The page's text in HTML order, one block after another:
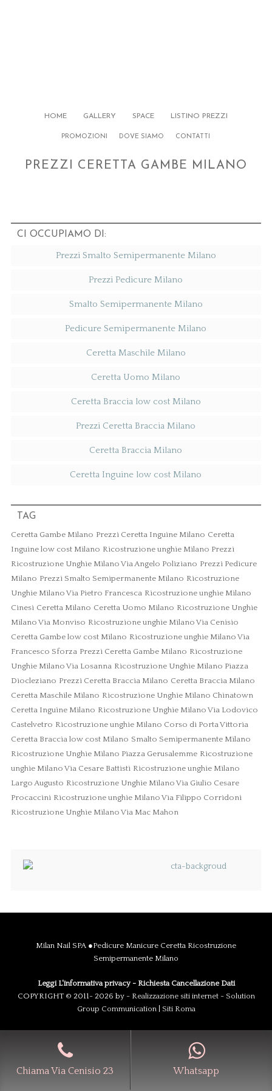
HOME GALLERY SPACE LISTINO PREZZI
PROMOZIONI DOVE SIAMO CONTATTI
PREZZI CERETTA GAMBE MILANO
CI OCCUPIAMO DI:
Prezzi Smalto Semipermanente Milano
Prezzi Pedicure Milano
Smalto Semipermanente Milano
Pedicure Semipermanente Milano
Ceretta Maschile Milano
Ceretta Uomo Milano
Ceretta Braccia low cost Milano
Prezzi Ceretta Braccia Milano
Ceretta Braccia Milano
Ceretta Inguine low cost Milano
TAG
Ceretta Gambe Milano Prezzi Ceretta Inguine Milano Ceretta
Inguine low cost Milano Ricostruzione unghie Milano Prezzi
Ricostruzione Unghie Milano Via Angelo Poliziano Prezzi Pedicure
Milano Prezzi Smalto Semipermanente Milano Ricostruzione
Unghie Milano Via Pietro Francesca Ricostruzione unghie Milano
Cinesi Ceretta Milano Ceretta Uomo Milano Ricostruzione Unghie
Milano Via Monviso Ricostruzione unghie Milano Via Cenisio
Ceretta Gambe low cost Milano Ricostruzione unghie Milano Via
Francesco Sforza Prezzi Ceretta Gambe Milano Ricostruzione
Unghie Milano Via Losanna Ricostruzione Unghie Milano Piazza
Diocleziano Prezzi Ceretta Braccia Milano Ceretta Braccia Milano
Ceretta Maschile Milano Ricostruzione Unghie Milano Chinatown
Ceretta Inguine Milano Ricostruzione Unghie Milano Via Lodovico
Castelvetro Ricostruzione unghie Milano Corso di Porta Vittoria
Ceretta Braccia low cost Milano Smalto Semipermanente Milano
Ricostruzione Unghie Milano Piazza Gerusalemme Ricostruzione
unghie Milano Via Cesare Battisti Ricostruzione unghie Milano
Largo Augusto Ricostruzione Unghie Milano Via Giulio Cesare
Procaccini Ricostruzione unghie Milano Via Filippo Corridoni
Ricostruzione Unghie Milano Via Mac Mahon
Milan Nail SPA ●Pedicure Manicure Ceretta Ricostruzione
Semipermanente Milano
Leggi L'informativa privacy- Richiesta Cancellazione Dati
COPYRIGHT © 2011- 2026 by - Realizzazione siti internet- Solution
Group Communication| Siti Roma
Chiama Via Cenisio 23 Whatsapp